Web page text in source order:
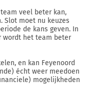
veel beter kan,
Slot moet nu keuzes
de kans geven. In
wordt het team beter
en kan Feyenoord
écht weer meedoen
mogelijkheden